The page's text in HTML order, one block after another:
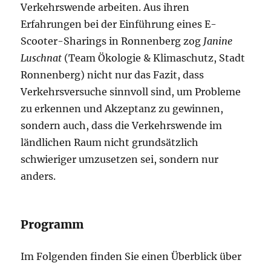
Verkehrswende arbeiten. Aus ihren
Erfahrungen bei der Einführung eines E-
Scooter-Sharings in Ronnenberg zog Janine
Luschnat (Team Ökologie & Klimaschutz, Stadt
Ronnenberg) nicht nur das Fazit, dass
Verkehrsversuche sinnvoll sind, um Probleme
zu erkennen und Akzeptanz zu gewinnen,
sondern auch, dass die Verkehrswende im
ländlichen Raum nicht grundsätzlich
schwieriger umzusetzen sei, sondern nur
anders.
Programm
Im Folgenden finden Sie einen Überblick über